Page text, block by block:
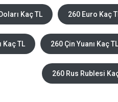
Kaç TL 260 Euro Kaç
Kaç TL 260 Çin Yuanı Kaç TL
260 Rus Rublesi